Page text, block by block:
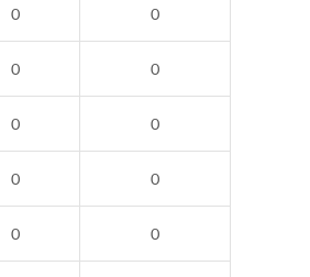
0 0
0 0
0 0
0 0
0 0